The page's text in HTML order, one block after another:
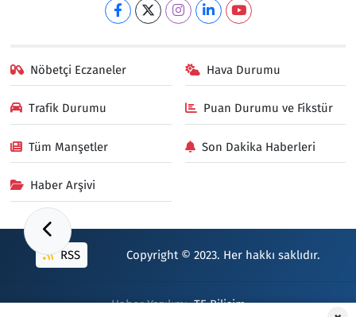
Nöbetçi Eczaneler Hava Durumu
Trafik Durumu Puan Durumu ve Fikstür
Tüm Manşetler Son Dakika Haberleri
Haber Arşivi
RSS Copyright © 2023. Her hakkı saklıdır.
Haber Yazılımı:TE Bilişim